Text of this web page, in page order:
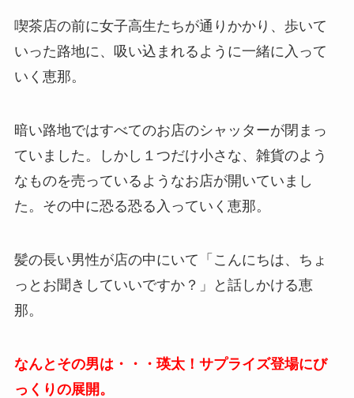
喫茶店の前に女子高生たちが通りかかり、歩いて
いった路地に、吸い込まれるように一緒に入って
いく恵那。
暗い路地ではすべてのお店のシャッターが閉まっ
ていました。しかし１つだけ小さな、雑貨のよう
なものを売っているようなお店が開いていまし
た。その中に恐る恐る入っていく恵那。
髪の長い男性が店の中にいて「こんにちは、ちょ
っとお聞きしていいですか？」と話しかける恵
那。
なんとその男は・・・瑛太！サプライズ登場にび
っくりの展開。